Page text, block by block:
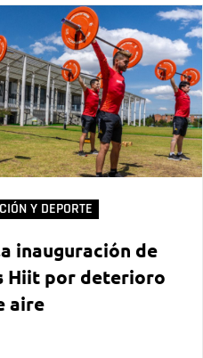
Y DEPORTE
inauguración de
Hiit por deterioro
aire